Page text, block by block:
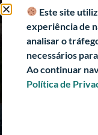
e-SIC
História
Este site
experiência de
analisar o
necessários
Ao continuar
Política de